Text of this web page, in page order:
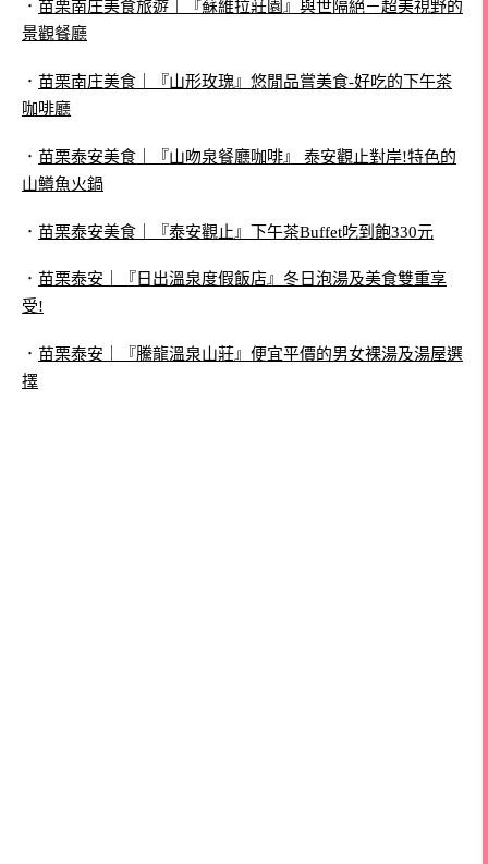
． 苗栗南庄美食旅遊｜『蘇維拉莊園』與世隔絕－超美視野的
景觀餐廳
． 苗栗南庄美食｜『山形玫瑰』悠閒品嘗美食-好吃的下午茶
咖啡廳
． 苗栗泰安美食｜『山吻泉餐廳咖啡』 泰安觀止對岸!特色的
山鱒魚火鍋
． 苗栗泰安美食｜『泰安觀止』下午茶Buffet吃到飽330元
． 苗栗泰安｜『日出溫泉度假飯店』冬日泡湯及美食雙重享
受!
． 苗栗泰安｜『騰龍溫泉山莊』便宜平價的男女裸湯及湯屋選
擇